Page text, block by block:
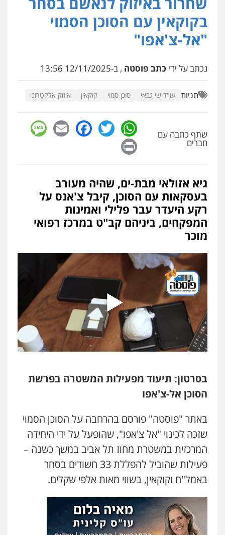
פלילי עורכי דין לענייני אסירים פשיעה
חמורה מעצרים וחקירות
0507587013
פלילי תעבורה אזרחי נזיקין ביטוח
עו"ד נס בן נתן
כלכלי פשיעה חמורה נוער
0505555110
פלילי משפחה צבאי
0526409925
עו"ד משה פלמור
0549732303
עו"ד עמית רוזנצויג
משפט פלילי דיני תעבורה
0532700200
עו"ד אור בן שאנן
עו"ד מוחמד רחאל
מעצרים וחקירות
0502228917
בר ציון – אוזן משרד עורכי דין
פלילי עבירות תנועה תעבורה פשיעה
חמורה
0505258475
עו"ד מוחמד סביחאת
פלילי תעבורה פשיעה כלכלית
בקוקאין עם הסוכן הסמוי
"אל-צ'אפו"
נכתב על ידי כתב פוסטה , ב-12/11/2025 13:56
תגיות עו"ד שי גבאי סוכן סמוי קוקאין איזוק אלקטרוני
שתף כתבה עם
חברים
WhatsApp
Twitter
Facebook
Email
גיא אזולאי מבת-ים, שהיה מעורב
בעסקאות עם הסוכן, קיבל צ'אנס על
רקע היעדר עבר פלילי ואמינות
המפקחים, ביניהם קב"ט במרכז רפואי
מוכר
בסרטון: תיעוד מפעילות המשטרה בפרשת
הסוכן אל-צ'אפו
באתר "פוסטה" פורסם בהרחבה על הסוכן הסמוי
שזכה לכינוי "אל צ'אפו", שהופעל על ידי היחידה
המרכזית במשטרת מחוז תל אביב במשך כשנה –
פעילות שהוביל להפללת 33 חשודים בסחר
באמל"ח וקוקאין, בשווי מאות אלפי שקלים.